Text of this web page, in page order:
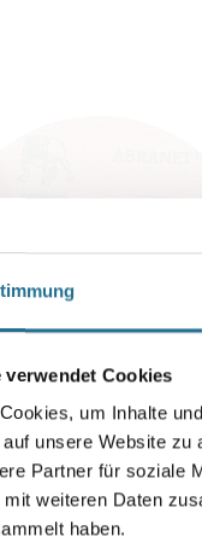
verwendet Cookies
um Inhalte
unsere Website
Partner für soziale
weiteren Daten
haben.